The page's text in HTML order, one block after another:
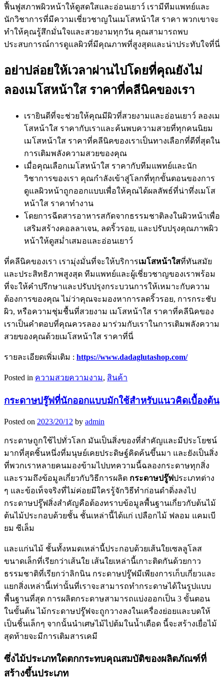
ฟื้นฟูสภาพผิวหน้าให้ดูสดใสและอ่อนเยาว์ เรามีทีมแพทย์และ
นักวิชาการที่มีความเชี่ยวชาญในเมโสหน้าใส ราคา พวกเขาจะ
ทำให้คุณรู้สึกมั่นใจและสวยงามทุกวัน คุณสามารถพบ
ประสบการณ์การดูแลผิวที่มีคุณภาพที่สูงสุดและน่าประทับใจที่นี่
อย่าปล่อยให้เวลาผ่านไปโดยที่คุณยังไม่
ลองเมโสหน้าใส ราคาที่คลีนิคของเรา
เรายินดีที่จะช่วยให้คุณมีผิวที่สวยงามและอ่อนเยาว์ ลองเม
โสหน้าใส ราคากับเราและค้นพบความสวยที่ทุกคนนิยม
เมโสหน้าใส ราคาที่คลีนิคของเราเป็นทางเลือกที่ดีที่สุดใน
การเติมพลังความสวยของคุณ
เมื่อคุณเลือกเมโสหน้าใส ราคากับทีมแพทย์และนัก
วิชาการของเรา คุณกำลังเข้าสู่โลกที่ทุกขั้นตอนของการ
ดูแลผิวหน้าถูกออกแบบเพื่อให้คุณได้ผลลัพธ์ที่น่าทึ่งเมโส
หน้าใส ราคาทำงาน
โดยการฉีดสารอาหารสกัดจากธรรมชาติลงในผิวหน้าเพื่อ
เสริมสร้างคอลลาเจน, ลดริ้วรอย, และปรับปรุงคุณภาพผิว
หน้าให้ดูสม่ำเสมอและอ่อนเยาว์
ที่คลีนิคของเรา เรามุ่งมั่นที่จะให้บริการเมโสหน้าใสที่ทันสมัย
และประสิทธิภาพสูงสุด ทีมแพทย์และผู้เชี่ยวชาญของเราพร้อม
ที่จะให้คำปรึกษาและปรับปรุงกระบวนการให้เหมาะกับความ
ต้องการของคุณ ไม่ว่าคุณจะมองหาการลดริ้วรอย, การกระชับ
ผิว, หรือความชุ่มชื้นที่สวยงาม เมโสหน้าใส ราคาที่คลีนิคของ
เราเป็นคำตอบที่คุณควรลอง มาร่วมกับเราในการเติมพลังความ
สวยของคุณด้วยเมโสหน้าใส ราคาที่นี่
รายละเอียดเพิ่มเติม : https://www.dadaglutashop.com/
Posted in ความสวยความงาม, สินค้า
กระดาษปรู๊ฟที่นักออกแบบมักใช้สำหรับแนวคิดเบื้องต้น
Posted on 2023/20/12 by admin
กระดาษถูกใช้ไปทั่วโลก มันเป็นสิ่งของที่สำคัญและมีประโยชน์
มากที่สุดชิ้นหนึ่งที่มนุษย์เคยประดิษฐ์คิดค้นขึ้นมา และยังเป็นสิ่ง
ที่พวกเราหลายคนมองข้ามไปบทความนี้ฉลองกระดาษทุกสิ่ง
และรวมถึงข้อมูลเกี่ยวกับวิธีการผลิต กระดาษปรู๊ฟประเภทต่าง
ๆ และข้อเท็จจริงที่ไม่ค่อยมีใครรู้จักวิธีทำก่อนดำดิ่งลงไป
กระดาษปรู๊ฟสิ่งสำคัญคือต้องทราบข้อมูลพื้นฐานเกี่ยวกับต้นไม้
ต้นไม้ประกอบด้วยชั้น ชั้นเหล่านี้ได้แก่ เปลือกไม้ ฟลอม แคมเบี
ยม ซีเล็ม
และแก่นไม้ ชั้นทั้งหมดเหล่านี้ประกอบด้วยเส้นใยเซลลูโลส
ขนาดเล็กที่เรียกว่าเส้นใย เส้นใยเหล่านี้เกาะติดกันด้วยกาว
ธรรมชาติที่เรียกว่าลิกนิน กระดาษปรู๊ฟมีเพียงการเก็บเกี่ยวและ
แยกสิ่งเหล่านี้เท่านั้นที่เราจะสามารถทำกระดาษได้ในรูปแบบ
พื้นฐานที่สุด การผลิตกระดาษสามารถแบ่งออกเป็น 3 ขั้นตอน
ในขั้นต้น ไม้กระดาษปรู๊ฟจะถูกวางลงในเครื่องย่อยและบดให้
เป็นชิ้นเล็กๆ จากนั้นนำเศษไม้ไปต้มในน้ำเดือด นี้จะสร้างเยื่อไม้
สุดท้ายจะมีการเติมสารเคมี
ซึ่งไม้ประเภทใดตกกระทบคุณสมบัติของผลิตภัณฑ์ที่
สร้างขึ้นประเภท